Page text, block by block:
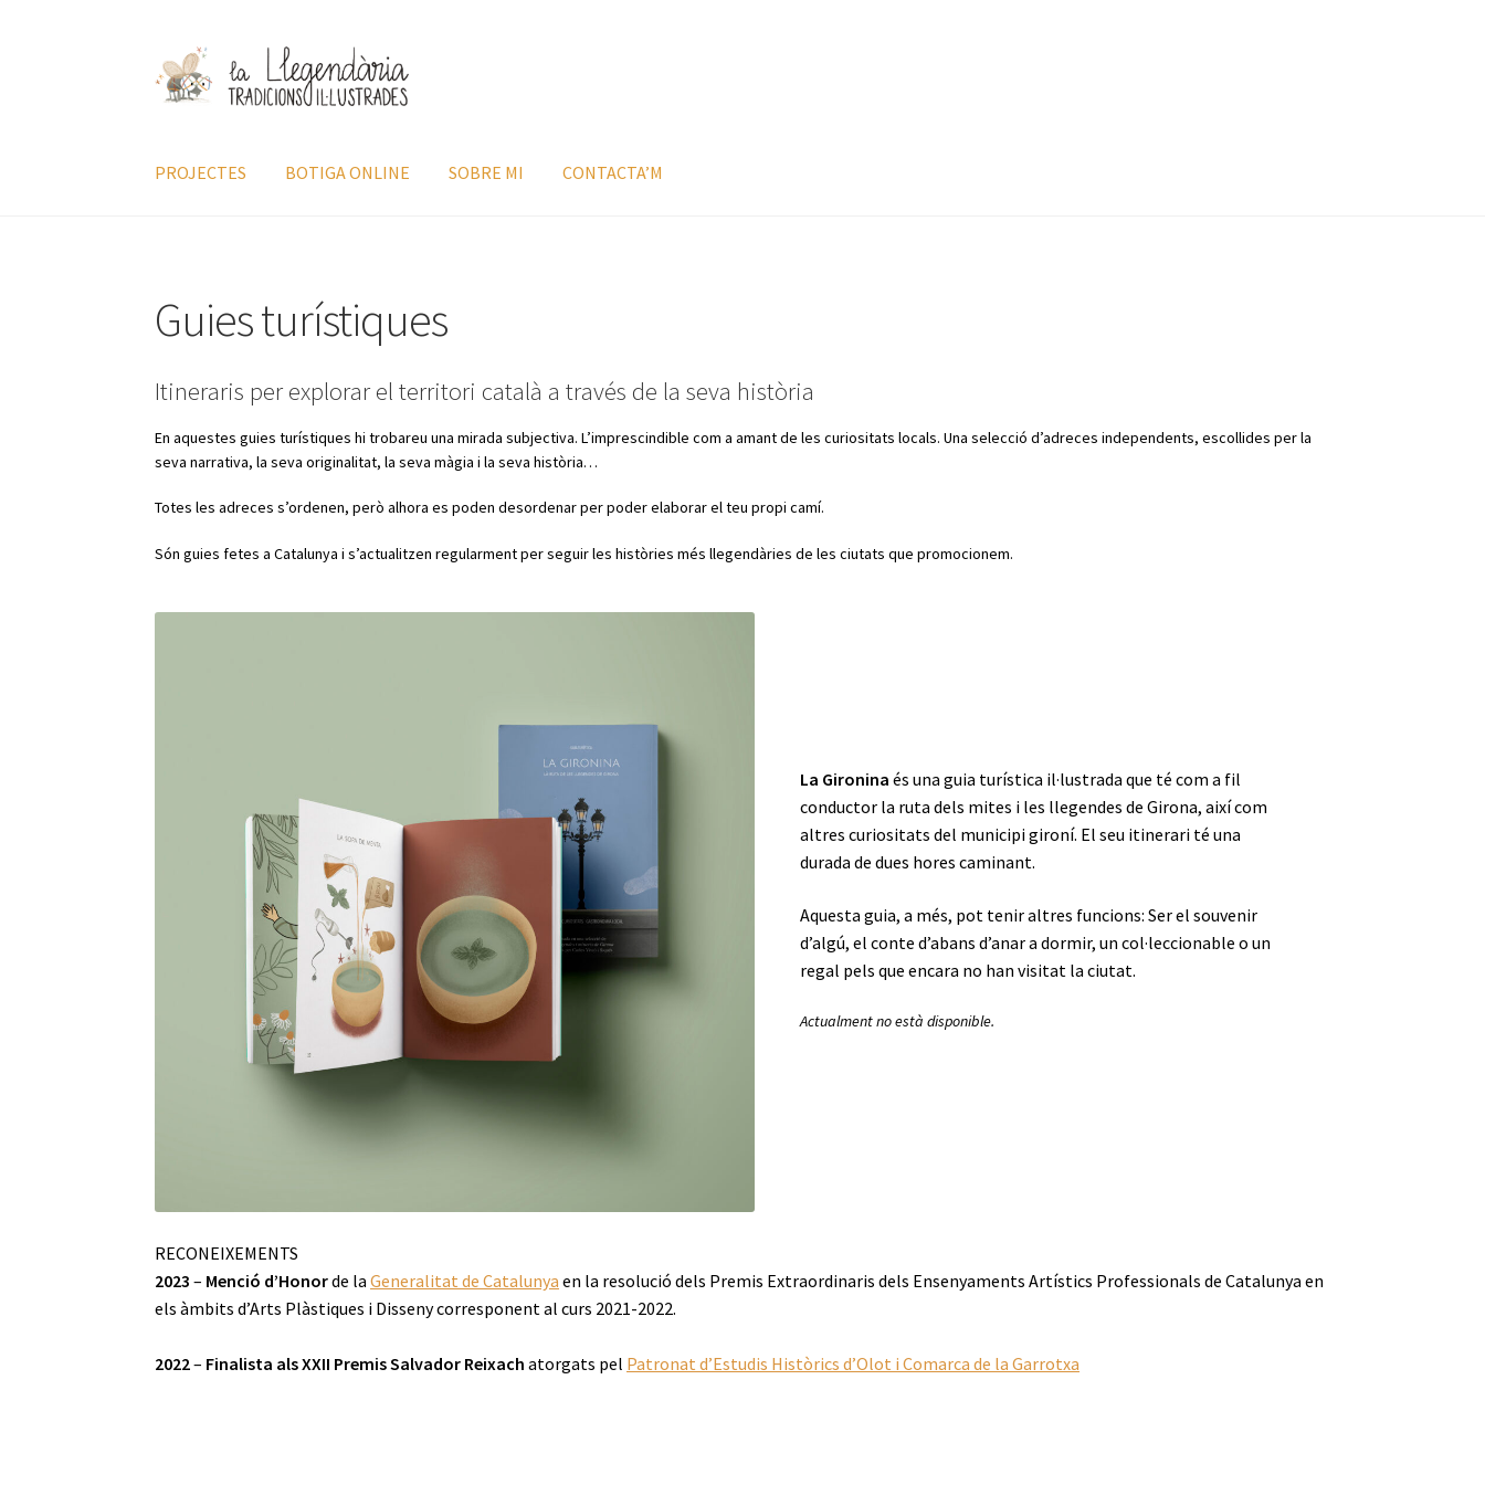
Salta
a
Vés
al
PROJECTES BOTIGA ONLINE SOBRE MI CONTACTA’M
Guies turístiques
Itineraris per explorar el territori català a través de la seva història
En aquestes guies turístiques hi trobareu una mirada subjectiva. L’imprescindible com a amant de les curiositats locals. Una selecció d’adreces independents, escollides per la
seva narrativa, la seva originalitat, la seva màgia i la seva història…
Totes les adreces s’ordenen, però alhora es poden desordenar per poder elaborar el teu propi camí.
Són guies fetes a Catalunya i s’actualitzen regularment per seguir les històries més llegendàries de les ciutats que promocionem.
La Gironina és una guia turística il·lustrada que té com a fil
conductor la ruta dels mites i les llegendes de Girona, així com
altres curiositats del municipi gironí. El seu itinerari té una
durada de dues hores caminant.
Aquesta guia, a més, pot tenir altres funcions: Ser el souvenir
d’algú, el conte d’abans d’anar a dormir, un col·leccionable o un
regal pels que encara no han visitat la ciutat.
Actualment no està disponible.
RECONEIXEMENTS
2023 – Menció d’Honorde laGeneralitat de Catalunya en la resolució dels Premis Extraordinaris dels Ensenyaments Artístics Professionals de Catalunya en
els àmbits d’Arts Plàstiques i Disseny corresponent al curs 2021-2022.
2022– Finalista als XXII Premis Salvador Reixach atorgats pel Patronat d’Estudis Històrics d’Olot i Comarca de la Garrotxa